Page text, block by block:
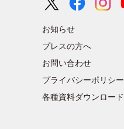
お知らせ
プレスの方へ
お問い合わせ
プライバシーポリシー
各種資料ダウンロード